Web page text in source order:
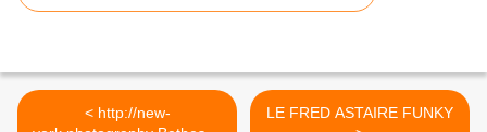
< http://new-
LE FRED ASTAIRE FUNKY